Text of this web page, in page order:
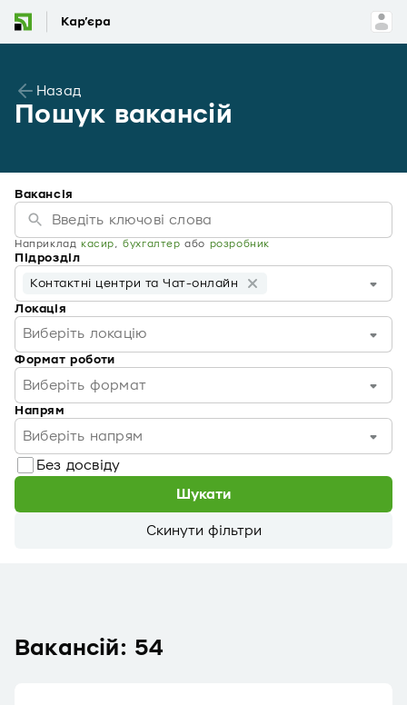
Назад
Пошук вакансій
Вакансія
Наприклад касир,бухгалтер або розробник
Підрозділ
Контактні центри та Чат-онлайн
Локація
Виберіть локацію
Формат роботи
Виберіть формат
Напрям
Виберіть напрям
Без досвіду
Шукати
Скинути фільтри
Вакансій: 54